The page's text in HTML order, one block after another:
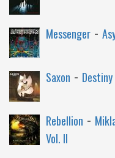
Messenger -
Saxon - Destiny
Rebellion -
Vol. II